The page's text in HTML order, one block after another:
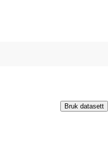
Bruk datasett